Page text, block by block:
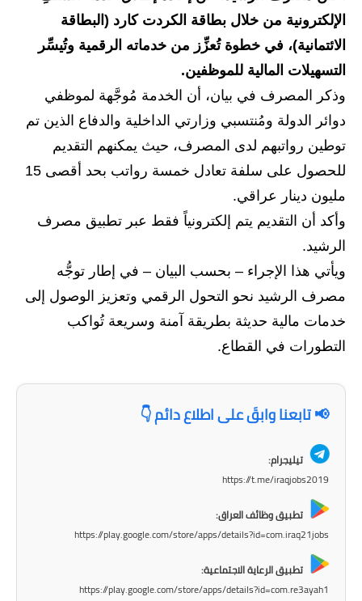
الاخبار الاقتصادية
المدارس
اخبار وقرارات وزارة التربية
نتائج الامتحانات
المرحلة الابتدائية
المرحلة الاعدادية
اسئلة وزارية
المرحلة المتوسطة
المرحلة الاعدادية
الإلكترونية من خلال بطاقة الكردت كارد (البطاقة
الائتمانية)، في خطوة تُعزِّز من خدماته الرقمية وتُيسِّر
التسهيلات المالية للموظفين.
وذكر المصرف في بيان، أن الخدمة مُوجَّهة لموظفي
دوائر الدولة ومُنتسبي وزارتي الداخلية والدفاع الذين تم
توطين رواتبهم لدى المصرف، حيث يمكنهم التقديم
للحصول على سلفة تعادل خمسة رواتب بحد أقصى 15
مليون دينار عراقي.
وأكد أن التقديم يتم إلكترونياً فقط عبر تطبيق مصرف
الرشيد.
ويأتي هذا الإجراء – بحسب البيان – في إطار توجُّه
مصرف الرشيد نحو التحول الرقمي وتعزيز الوصول إلى
خدمات مالية حديثة بطريقة آمنة وسريعة تُواكب
التطورات في القطاع.
📢 تابعنا وابقَ على اطلاع دائم 👇
تيليجرام:
https://t.me/iraqjobs2019
تطبيق وظائف العراق:
https://play.google.com/store/apps/details?id=com.iraq21jobs
تطبيق الرعاية الاجتماعية:
https://play.google.com/store/apps/details?id=com.re3ayah1